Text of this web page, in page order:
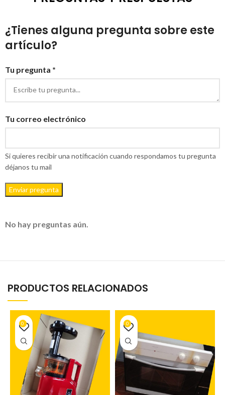
¿Tienes alguna pregunta sobre este
artículo?
Tu pregunta *
Tu correo electrónico
Si quieres recibir una notificación cuando respondamos tu pregunta
déjanos tu mail
Enviar pregunta
No hay preguntas aún.
PRODUCTOS RELACIONADOS
0 0